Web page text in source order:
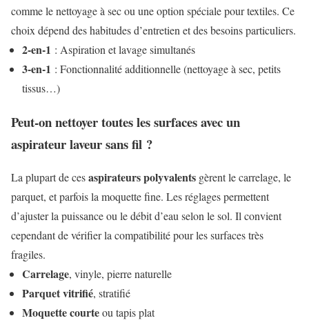
comme le nettoyage à sec ou une option spéciale pour textiles. Ce
choix dépend des habitudes d’entretien et des besoins particuliers.
2-en-1 : Aspiration et lavage simultanés
3-en-1 : Fonctionnalité additionnelle (nettoyage à sec, petits
tissus…)
Peut-on nettoyer toutes les surfaces avec un
aspirateur laveur sans fil ?
La plupart de cesaspirateurs polyvalents gèrent le carrelage, le
parquet, et parfois la moquette fine. Les réglages permettent
d’ajuster la puissance ou le débit d’eau selon le sol. Il convient
cependant de vérifier la compatibilité pour les surfaces très
fragiles.
Carrelage, vinyle, pierre naturelle
Parquet vitrifié, stratifié
Moquette courteou tapis plat